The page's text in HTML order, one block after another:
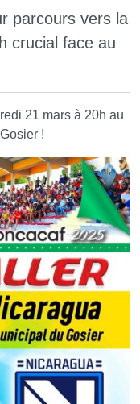
parcours vers la
crucial face au
21 mars à 20h au
!